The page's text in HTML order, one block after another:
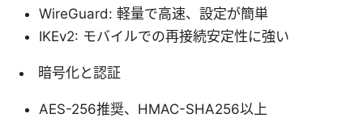
WireGuard: 軽量で高速、設定が簡単
IKEv2: モバイルでの再接続安定性に強い
暗号化と認証
AES-256推奨、HMAC-SHA256以上